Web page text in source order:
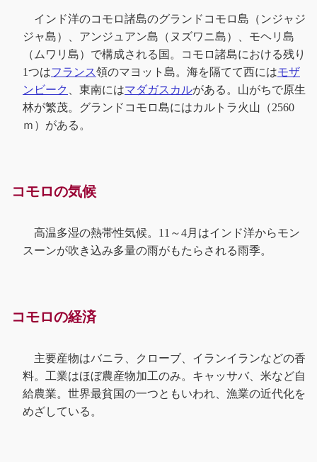
インド洋のコモロ諸島のグランドコモロ島（ンジャジ
ジャ島）、アンジュアン島（ヌズワニ島）、モヘリ島
（ムワリ島）で構成される国。コモロ諸島における残り
1つはフランス領のマヨット島。海を隔てて西にはモザ
ンビーク
、東南にはマダガスカルがある。山がちで原生
林が繁茂。グランドコモロ島にはカルトラ火山（2560
ｍ）がある。
コモロの気候
高温多湿の熱帯性気候。11～4月はインド洋からモン
スーンが吹き込み多量の雨がもたらされる雨季。
コモロの経済
主要産物はバニラ、クローブ、イランイランなどの香
料。工業はほぼ農産物加工のみ。キャッサバ、米など自
給農業。世界最貧国の一つともいわれ、漁業の近代化を
めざしている。